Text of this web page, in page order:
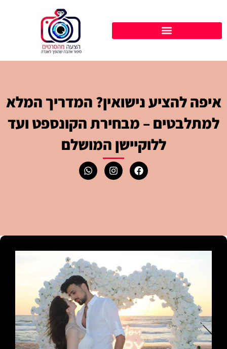
איפה להציע נישואין? המדריך המלא
למתלבטים – מבחירת הקונספט ועד
ללוקיישן המושלם
F
a
I
n
m
W
h